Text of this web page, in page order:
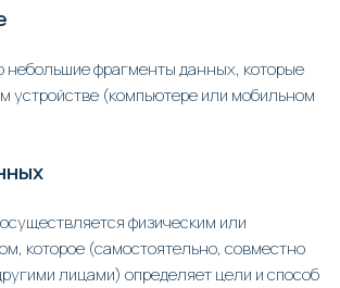
небольшие фрагменты данных, которые
устройстве (компьютере или мобильном
физическим или
которое (самостоятельно, совместно
лицами) определяет цели и способ